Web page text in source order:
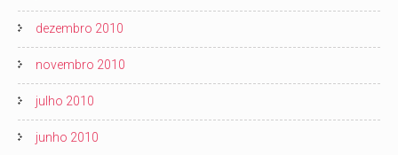
dezembro 2010
novembro 2010
julho 2010
junho 2010